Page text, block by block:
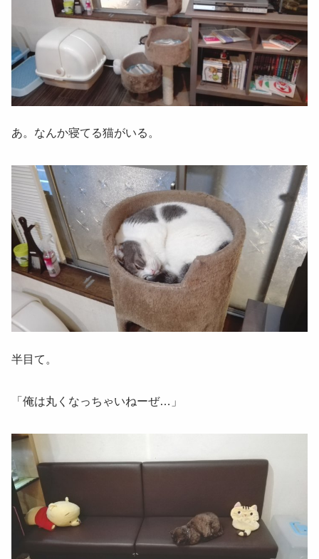
あ。なんか寝てる猫がいる。
半目て。
「俺は丸くなっちゃいねーぜ…」